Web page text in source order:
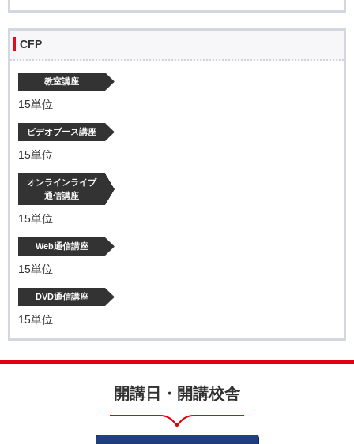
CFP
教室講座
15単位
ビデオブース講座
15単位
オンラインライブ
通信講座
15単位
Web通信講座
15単位
DVD通信講座
15単位
開講日・開講校舎